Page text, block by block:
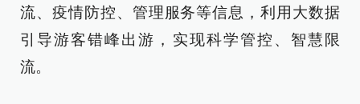
流、疫情防控、管理服务等信息，利用大数据
引导游客错峰出游，实现科学管控、智慧限
流。